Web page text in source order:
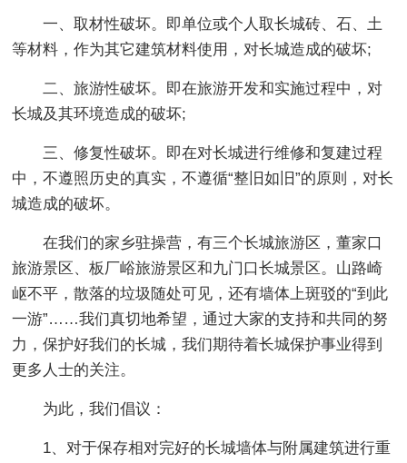
一、取材性破坏。即单位或个人取长城砖、石、土
等材料，作为其它建筑材料使用，对长城造成的破坏;
二、旅游性破坏。即在旅游开发和实施过程中，对
长城及其环境造成的破坏;
三、修复性破坏。即在对长城进行维修和复建过程
中，不遵照历史的真实，不遵循“整旧如旧”的原则，对长
城造成的破坏。
在我们的家乡驻操营，有三个长城旅游区，董家口
旅游景区、板厂峪旅游景区和九门口长城景区。山路崎
岖不平，散落的垃圾随处可见，还有墙体上斑驳的“到此
一游”……我们真切地希望，通过大家的支持和共同的努
力，保护好我们的长城，我们期待着长城保护事业得到
更多人士的关注。
为此，我们倡议：
1、对于保存相对完好的长城墙体与附属建筑进行重